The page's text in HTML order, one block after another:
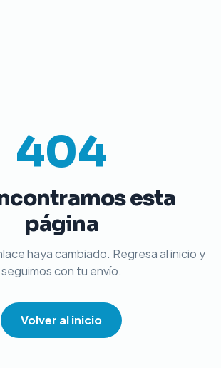
404
esta
página
haya cambiado. Regresa al inicio y
seguimos con tu envío.
Volver al inicio